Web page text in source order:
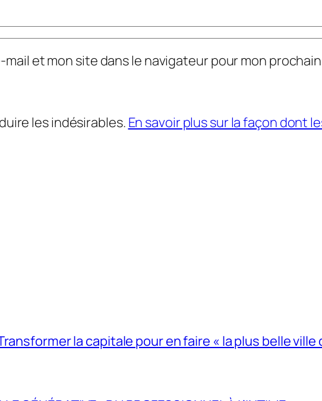
et mon site dans le navigateur pour mon
les indésirables. En savoir plus sur la façon dont
Transformer la capitale pour en faire « la plus belle